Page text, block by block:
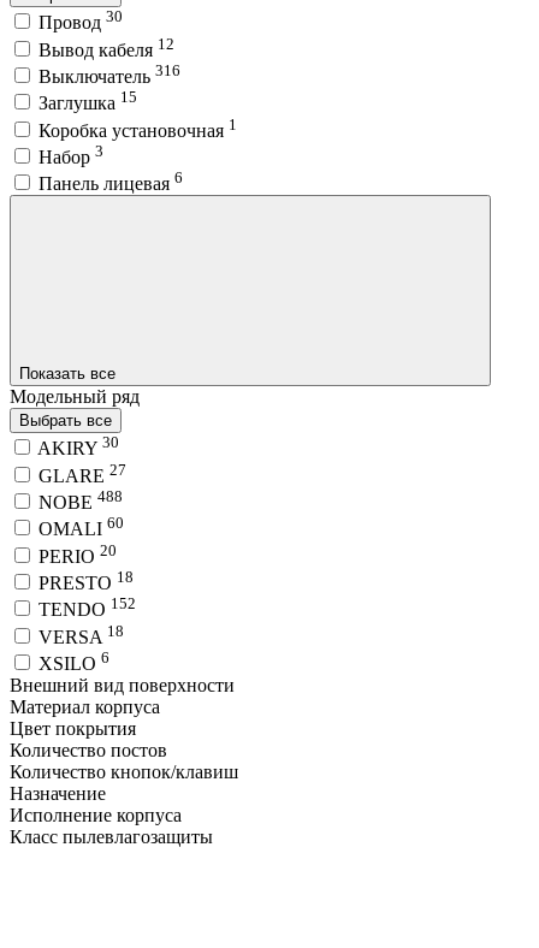
Провод 30
Вывод кабеля 12
Выключатель 316
Заглушка 15
Коробка установочная 1
Набор 3
Панель лицевая 6
Показать все
Модельный ряд
Выбрать все
AKIRY 30
GLARE 27
NOBE 488
OMALI 60
PERIO 20
PRESTO 18
TENDO 152
VERSA 18
XSILO 6
Внешний вид поверхности
Материал корпуса
Цвет покрытия
Количество постов
Количество кнопок/клавиш
Назначение
Исполнение корпуса
Класс пылевлагозащиты